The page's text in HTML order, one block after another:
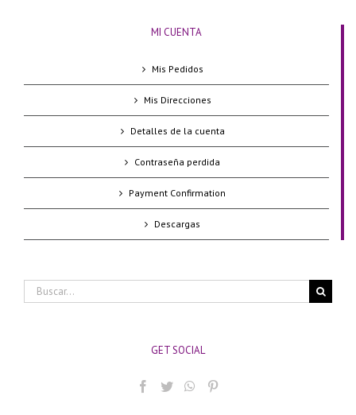
MI CUENTA
Mis Pedidos
Mis Direcciones
Detalles de la cuenta
Contraseña perdida
Payment Confirmation
Descargas
Buscar:
GET SOCIAL